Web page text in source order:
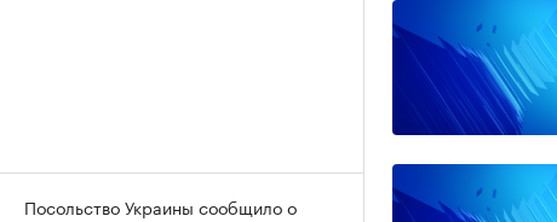
Посольство Украины сообщило о